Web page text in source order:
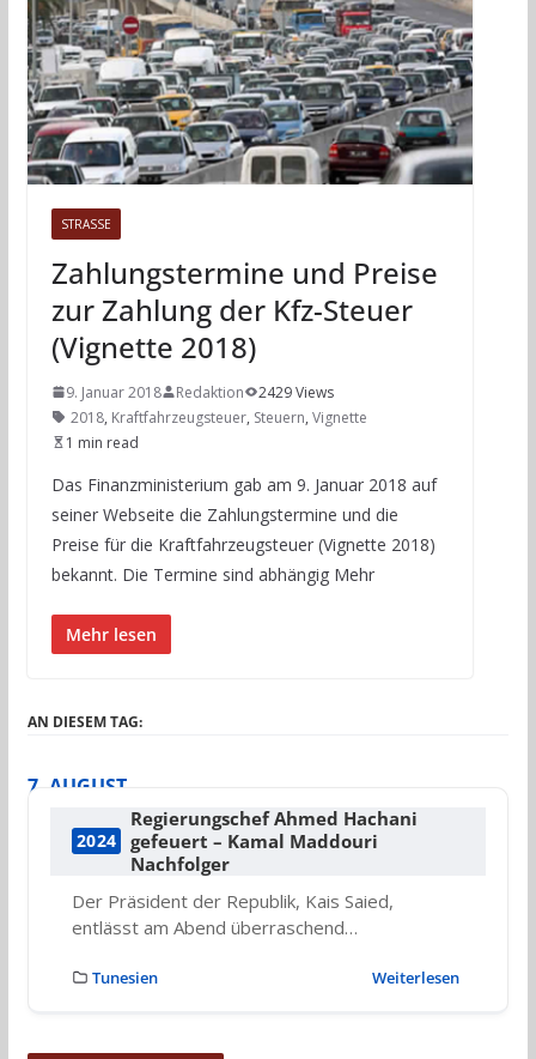
STRASSE
Zahlungstermine und Preise
zur Zahlung der Kfz-Steuer
(Vignette 2018)
9. Januar 2018 Redaktion
2429 Views
2018, Kraftfahrzeugsteuer, Steuern, Vignette
1 min read
Das Finanzministerium gab am 9. Januar 2018 auf
seiner Webseite die Zahlungstermine und die
Preise für die Kraftfahrzeugsteuer (Vignette 2018)
bekannt. Die Termine sind abhängig Mehr
Mehr lesen
AN DIESEM TAG:
7. AUGUST
2024
Regierungschef Ahmed Hachani
gefeuert – Kamal Maddouri
Nachfolger
Der Präsident der Republik, Kais Saied,
entlässt am Abend überraschend…
Tunesien Weiterlesen